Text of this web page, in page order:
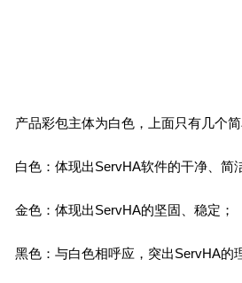
产品彩包主体为白色，上面只有几个简
白色：体现出ServHA软件的干净、简
金色：体现出ServHA的坚固、稳定；
黑色：与白色相呼应，突出ServHA的